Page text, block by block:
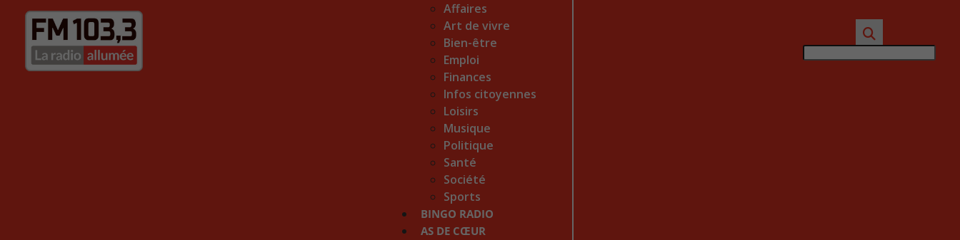
Affaires
Art de vivre
Bien-être
Emploi
Finances
Infos citoyennes
Loisirs
Musique
Politique
Santé
Société
Sports
BINGO RADIO
AS DE CŒUR